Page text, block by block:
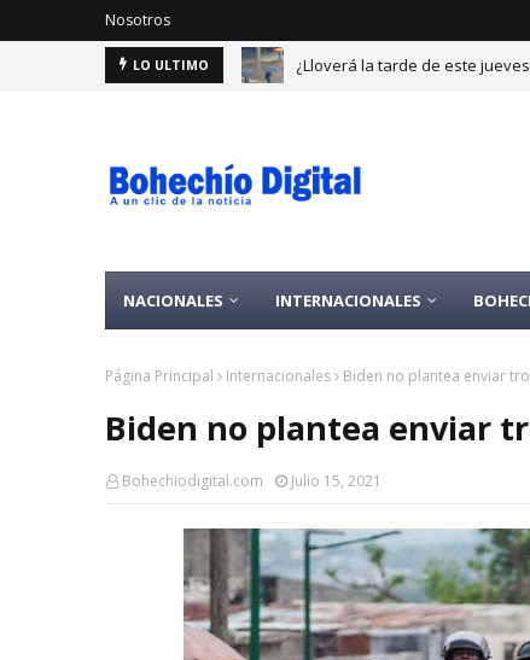
Nosotros
LO ULTIMO ¿Lloverá la tarde de este
NACIONALES INTERNACIONALES
Página Principal Internacionales Biden no plantea enviar
Biden no plantea enviar
Bohechiodigital.com Julio 15, 2021